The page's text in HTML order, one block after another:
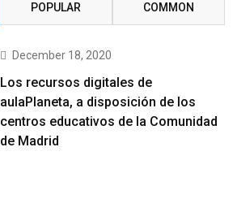
POPULAR COMMON
December 18, 2020
Los recursos digitales de
aulaPlaneta, a disposición de los
centros educativos de la Comunidad
de Madrid